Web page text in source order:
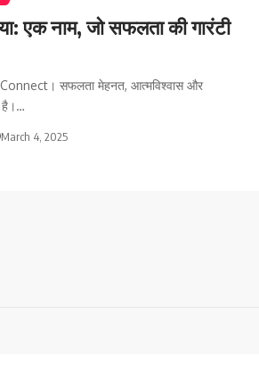
एक नाम, जो सफलता की गारंटी
सफलता मेहनत, आत्मविश्वास और
है।…
March 4, 2025